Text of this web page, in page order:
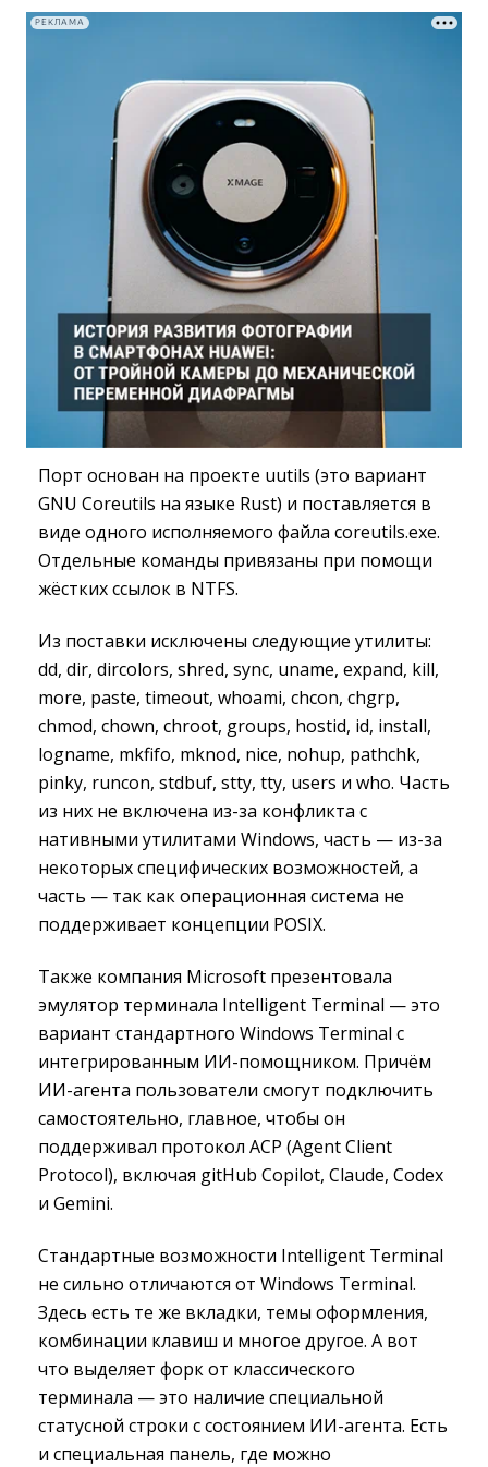
РЕКЛАМА
Порт основан на проекте uutils (это вариант
GNU Coreutils на языке Rust) и поставляется в
виде одного исполняемого файла coreutils.exe.
Отдельные команды привязаны при помощи
жёстких ссылок в NTFS.
Из поставки исключены следующие утилиты:
dd, dir, dircolors, shred, sync, uname, expand, kill,
more, paste, timeout, whoami, chcon, chgrp,
chmod, chown, chroot, groups, hostid, id, install,
logname, mkfifo, mknod, nice, nohup, pathchk,
pinky, runcon, stdbuf, stty, tty, users и who. Часть
из них не включена из-за конфликта с
нативными утилитами Windows, часть — из-за
некоторых специфических возможностей, а
часть — так как операционная система не
поддерживает концепции POSIX.
Также компания Microsoft презентовала
эмулятор терминала Intelligent Terminal — это
вариант стандартного Windows Terminal с
интегрированным ИИ-помощником. Причём
ИИ-агента пользователи смогут подключить
самостоятельно, главное, чтобы он
поддерживал протокол ACP (Agent Client
Protocol), включая gitHub Copilot, Claude, Codex
и Gemini.
Стандартные возможности Intelligent Terminal
не сильно отличаются от Windows Terminal.
Здесь есть те же вкладки, темы оформления,
комбинации клавиш и многое другое. А вот
что выделяет форк от классического
терминала — это наличие специальной
статусной строки с состоянием ИИ-агента. Есть
и специальная панель, где можно